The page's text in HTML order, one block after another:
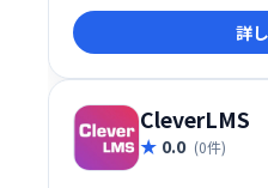
アフィリエイト機能な
全て揃っています。30万
の信頼性を証明してい
オンラインビジネスの成
無料トライアルもご用意
ください。
詳
CleverLMS
0.0 (0件)